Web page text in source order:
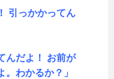
引っかかってん
んだよ！ お前が
。わかるか？」